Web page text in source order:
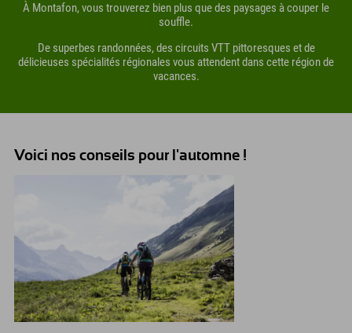
À Montafon, vous trouverez bien plus que des paysages à couper le
souffle.
De superbes randonnées, des circuits VTT pittoresques et de
délicieuses spécialités régionales vous attendent dans cette région de
vacances.
Voici nos conseils pour l'automne !